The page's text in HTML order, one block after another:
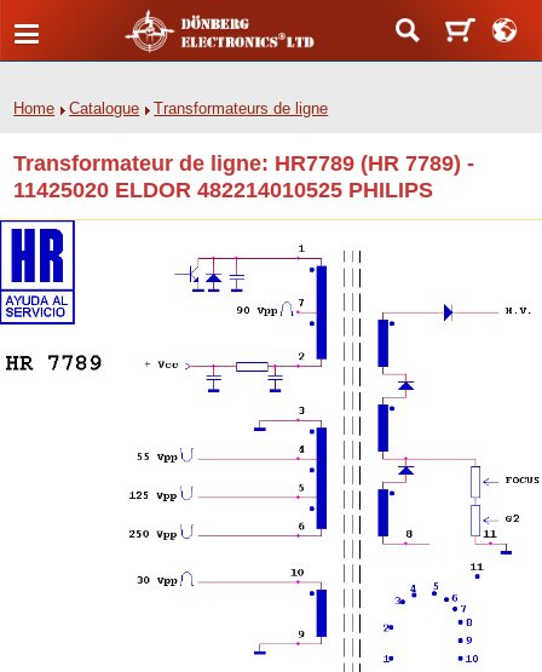
Home Catalogue Transformateurs de ligne
Transformateur de ligne: HR7789 (HR 7789) -
11425020 ELDOR 482214010525 PHILIPS